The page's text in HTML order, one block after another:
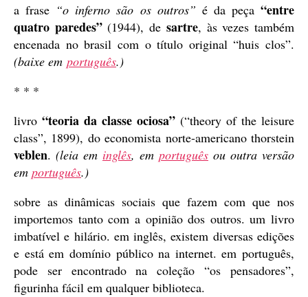
a frase “o inferno são os outros” é da peça“entre
quatro paredes”(1944), de sartre, às vezes também
encenada no brasil com o título original “huis clos”.
(baixe em português.)
* * *
livro “teoria da classe ociosa” (“theory of the leisure
class”, 1899), do economista norte-americano thorstein
veblen. (leia em inglês, em português ou outra versão
em português.)
sobre as dinâmicas sociais que fazem com que nos
importemos tanto com a opinião dos outros. um livro
imbatível e hilário. em inglês, existem diversas edições
e está em domínio público na internet. em português,
pode ser encontrado na coleção “os pensadores”,
figurinha fácil em qualquer biblioteca.